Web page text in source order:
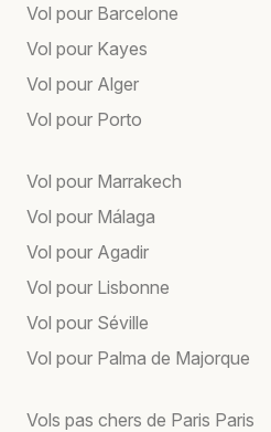
Vol pour Barcelone
Vol pour Kayes
Vol pour Alger
Vol pour Porto
Vol pour Marrakech
Vol pour Málaga
Vol pour Agadir
Vol pour Lisbonne
Vol pour Séville
Vol pour Palma de Majorque
Vols pas chers de Paris Paris